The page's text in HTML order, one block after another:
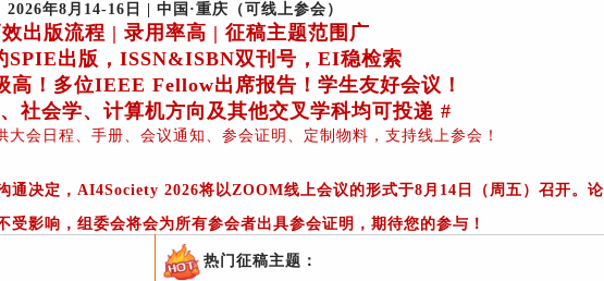
2026年8月14-16日 | 中国·重庆（可线上参会）
出版流程 | 录用率高 | 征稿主题范围广
SPIE出版，ISSN&ISBN双刊号，EI稳检索
高！多位IEEE Fellow出席报告！学生友好会议！
社会学、计算机方向及其他交叉学科均可投递 #
会日程、手册、会议通知、参会证明、定制物料，支持线上参会！
通决定，AI4Society 2026将以ZOOM线上会议的形式于8月14日（周五）召开。论
受影响，组委会将会为所有参会者出具参会证明，期待您的参与！
热门征稿主题：